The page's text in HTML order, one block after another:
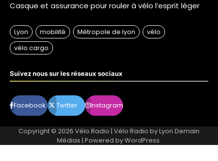
Casque et assurance pour rouler à vélo l’esprit léger
Suivez nous sur les réseaux sociaux
Facebook Twitter Instagram
Copyright © 2026 Vélo Radio | Vélo Radio byLyon Demain
Médias | Powered byWordPress.